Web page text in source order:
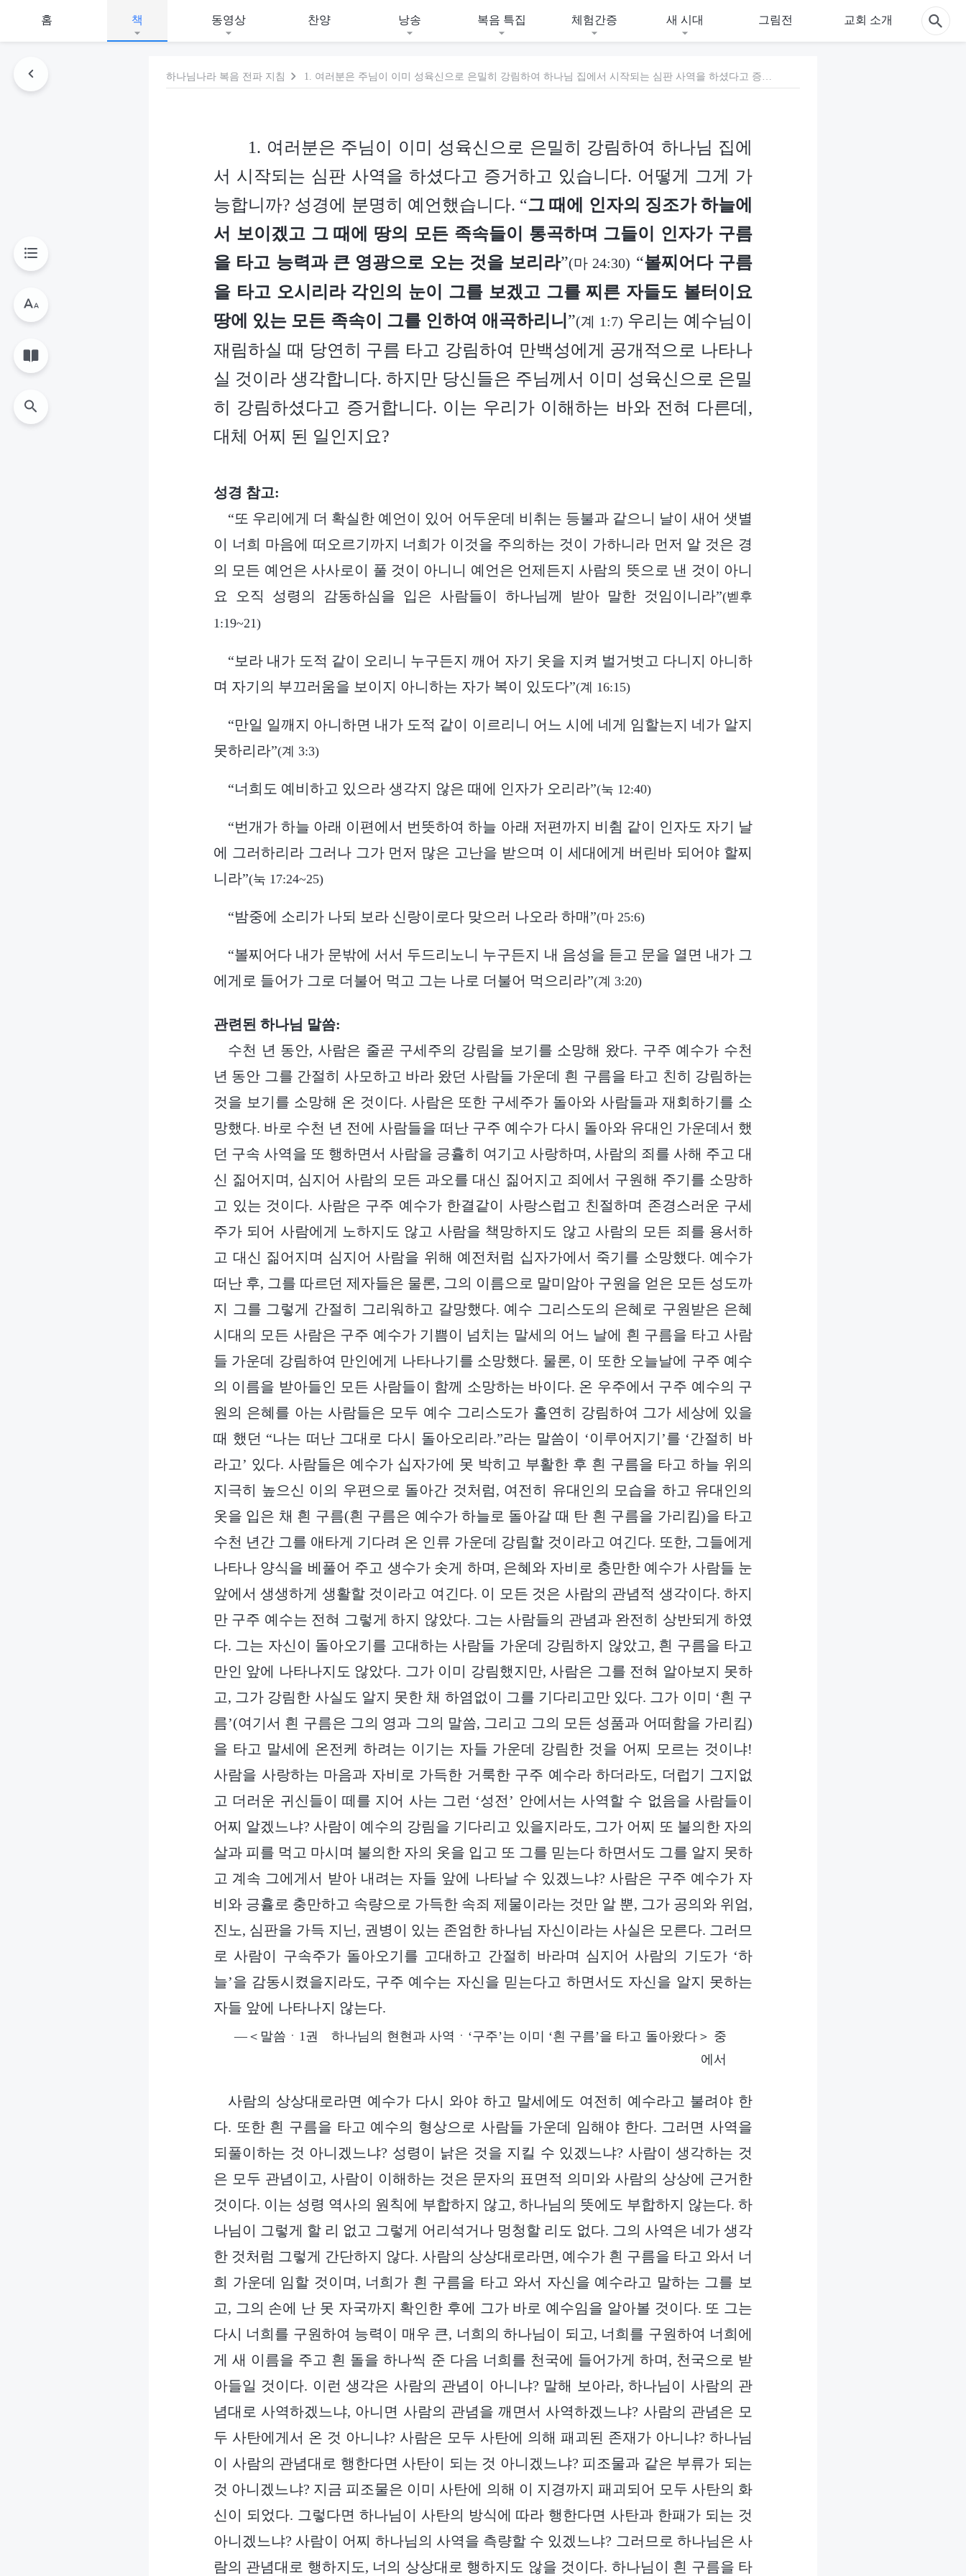
홈 책 동영상 찬양 낭송 복음 특집 체험간증 새 시대 그림전 교회 소개
하나님나라 복음 전파 지침
1. 여러분은 주님이 이미 성육신으로 은밀히 강림하여 하나님 집에
서 시작되는 심판 사역을 하셨다고 증거하고 있습니다. 어떻게 그게 가
능합니까? 성경에 분명히 예언했습니다. “그 때에 인자의 징조가 하늘에
서 보이겠고 그 때에 땅의 모든 족속들이 통곡하며 그들이 인자가 구름
을 타고 능력과 큰 영광으로 오는 것을 보리라”(마 24:30) “볼찌어다 구름
을 타고 오시리라 각인의 눈이 그를 보겠고 그를 찌른 자들도 볼터이요
땅에 있는 모든 족속이 그를 인하여 애곡하리니 ”(계 1:7) 우리는 예수님이
재림하실 때 당연히 구름 타고 강림하여 만백성에게 공개적으로 나타나
실 것이라 생각합니다. 하지만 당신들은 주님께서 이미 성육신으로 은밀
히 강림하셨다고 증거합니다. 이는 우리가 이해하는 바와 전혀 다른데,
대체 어찌 된 일인지요?
성경 참고:
“또 우리에게 더 확실한 예언이 있어 어두운데 비취는 등불과 같으니 날이 새어 샛별
이 너희 마음에 떠오르기까지 너희가 이것을 주의하는 것이 가하니라 먼저 알 것은 경
의 모든 예언은 사사로이 풀 것이 아니니 예언은 언제든지 사람의 뜻으로 낸 것이 아니
요 오직 성령의 감동하심을 입은 사람들이 하나님께 받아 말한 것임이니라”(벧후
1:19~21)
“보라 내가 도적 같이 오리니 누구든지 깨어 자기 옷을 지켜 벌거벗고 다니지 아니하
며 자기의 부끄러움을 보이지 아니하는 자가 복이 있도다”(계 16:15)
“만일 일깨지 아니하면 내가 도적 같이 이르리니 어느 시에 네게 임할는지 네가 알지
못하리라”(계 3:3)
“너희도 예비하고 있으라 생각지 않은 때에 인자가 오리라”(눅 12:40)
“번개가 하늘 아래 이편에서 번뜻하여 하늘 아래 저편까지 비췸 같이 인자도 자기 날
에 그러하리라 그러나 그가 먼저 많은 고난을 받으며 이 세대에게 버린바 되어야 할찌
니라”(눅 17:24~25)
“밤중에 소리가 나되 보라 신랑이로다 맞으러 나오라 하매”(마 25:6)
“볼찌어다 내가 문밖에 서서 두드리노니 누구든지 내 음성을 듣고 문을 열면 내가 그
에게로 들어가 그로 더불어 먹고 그는 나로 더불어 먹으리라”(계 3:20)
관련된 하나님 말씀:
수천 년 동안, 사람은 줄곧 구세주의 강림을 보기를 소망해 왔다. 구주 예수가 수천
년 동안 그를 간절히 사모하고 바라 왔던 사람들 가운데 흰 구름을 타고 친히 강림하는
것을 보기를 소망해 온 것이다. 사람은 또한 구세주가 돌아와 사람들과 재회하기를 소
망했다. 바로 수천 년 전에 사람들을 떠난 구주 예수가 다시 돌아와 유대인 가운데서 했
던 구속 사역을 또 행하면서 사람을 긍휼히 여기고 사랑하며, 사람의 죄를 사해 주고 대
신 짊어지며, 심지어 사람의 모든 과오를 대신 짊어지고 죄에서 구원해 주기를 소망하
고 있는 것이다. 사람은 구주 예수가 한결같이 사랑스럽고 친절하며 존경스러운 구세
주가 되어 사람에게 노하지도 않고 사람을 책망하지도 않고 사람의 모든 죄를 용서하
고 대신 짊어지며 심지어 사람을 위해 예전처럼 십자가에서 죽기를 소망했다. 예수가
떠난 후, 그를 따르던 제자들은 물론, 그의 이름으로 말미암아 구원을 얻은 모든 성도까
지 그를 그렇게 간절히 그리워하고 갈망했다. 예수 그리스도의 은혜로 구원받은 은혜
시대의 모든 사람은 구주 예수가 기쁨이 넘치는 말세의 어느 날에 흰 구름을 타고 사람
들 가운데 강림하여 만인에게 나타나기를 소망했다. 물론, 이 또한 오늘날에 구주 예수
의 이름을 받아들인 모든 사람들이 함께 소망하는 바이다. 온 우주에서 구주 예수의 구
원의 은혜를 아는 사람들은 모두 예수 그리스도가 홀연히 강림하여 그가 세상에 있을
때 했던 “나는 떠난 그대로 다시 돌아오리라.”라는 말씀이 ‘이루어지기’를 ‘간절히 바
라고’ 있다. 사람들은 예수가 십자가에 못 박히고 부활한 후 흰 구름을 타고 하늘 위의
지극히 높으신 이의 우편으로 돌아간 것처럼, 여전히 유대인의 모습을 하고 유대인의
옷을 입은 채 흰 구름(흰 구름은 예수가 하늘로 돌아갈 때 탄 흰 구름을 가리킴)을 타고
수천 년간 그를 애타게 기다려 온 인류 가운데 강림할 것이라고 여긴다. 또한, 그들에게
나타나 양식을 베풀어 주고 생수가 솟게 하며, 은혜와 자비로 충만한 예수가 사람들 눈
앞에서 생생하게 생활할 것이라고 여긴다. 이 모든 것은 사람의 관념적 생각이다. 하지
만 구주 예수는 전혀 그렇게 하지 않았다. 그는 사람들의 관념과 완전히 상반되게 하였
다. 그는 자신이 돌아오기를 고대하는 사람들 가운데 강림하지 않았고, 흰 구름을 타고
만인 앞에 나타나지도 않았다. 그가 이미 강림했지만, 사람은 그를 전혀 알아보지 못하
고, 그가 강림한 사실도 알지 못한 채 하염없이 그를 기다리고만 있다. 그가 이미 ‘흰 구
름’(여기서 흰 구름은 그의 영과 그의 말씀, 그리고 그의 모든 성품과 어떠함을 가리킴)
을 타고 말세에 온전케 하려는 이기는 자들 가운데 강림한 것을 어찌 모르는 것이냐!
사람을 사랑하는 마음과 자비로 가득한 거룩한 구주 예수라 하더라도, 더럽기 그지없
고 더러운 귀신들이 떼를 지어 사는 그런 ‘성전’ 안에서는 사역할 수 없음을 사람들이
어찌 알겠느냐? 사람이 예수의 강림을 기다리고 있을지라도, 그가 어찌 또 불의한 자의
살과 피를 먹고 마시며 불의한 자의 옷을 입고 또 그를 믿는다 하면서도 그를 알지 못하
고 계속 그에게서 받아 내려는 자들 앞에 나타날 수 있겠느냐? 사람은 구주 예수가 자
비와 긍휼로 충만하고 속량으로 가득한 속죄 제물이라는 것만 알 뿐, 그가 공의와 위엄,
진노, 심판을 가득 지닌, 권병이 있는 존엄한 하나님 자신이라는 사실은 모른다. 그러므
로 사람이 구속주가 돌아오기를 고대하고 간절히 바라며 심지어 사람의 기도가 ‘하
늘’을 감동시켰을지라도, 구주 예수는 자신을 믿는다고 하면서도 자신을 알지 못하는
자들 앞에 나타나지 않는다.
―＜말씀ㆍ1권 하나님의 현현과 사역ㆍ‘구주’는 이미 ‘흰 구름’을 타고 돌아왔다＞ 중
에서
사람의 상상대로라면 예수가 다시 와야 하고 말세에도 여전히 예수라고 불려야 한
다. 또한 흰 구름을 타고 예수의 형상으로 사람들 가운데 임해야 한다. 그러면 사역을
되풀이하는 것 아니겠느냐? 성령이 낡은 것을 지킬 수 있겠느냐? 사람이 생각하는 것
은 모두 관념이고, 사람이 이해하는 것은 문자의 표면적 의미와 사람의 상상에 근거한
것이다. 이는 성령 역사의 원칙에 부합하지 않고, 하나님의 뜻에도 부합하지 않는다. 하
나님이 그렇게 할 리 없고 그렇게 어리석거나 멍청할 리도 없다. 그의 사역은 네가 생각
한 것처럼 그렇게 간단하지 않다. 사람의 상상대로라면, 예수가 흰 구름을 타고 와서 너
희 가운데 임할 것이며, 너희가 흰 구름을 타고 와서 자신을 예수라고 말하는 그를 보
고, 그의 손에 난 못 자국까지 확인한 후에 그가 바로 예수임을 알아볼 것이다. 또 그는
다시 너희를 구원하여 능력이 매우 큰, 너희의 하나님이 되고, 너희를 구원하여 너희에
게 새 이름을 주고 흰 돌을 하나씩 준 다음 너희를 천국에 들어가게 하며, 천국으로 받
아들일 것이다. 이런 생각은 사람의 관념이 아니냐? 말해 보아라, 하나님이 사람의 관
념대로 사역하겠느냐, 아니면 사람의 관념을 깨면서 사역하겠느냐? 사람의 관념은 모
두 사탄에게서 온 것 아니냐? 사람은 모두 사탄에 의해 패괴된 존재가 아니냐? 하나님
이 사람의 관념대로 행한다면 사탄이 되는 것 아니겠느냐? 피조물과 같은 부류가 되는
것 아니겠느냐? 지금 피조물은 이미 사탄에 의해 이 지경까지 패괴되어 모두 사탄의 화
신이 되었다. 그렇다면 하나님이 사탄의 방식에 따라 행한다면 사탄과 한패가 되는 것
아니겠느냐? 사람이 어찌 하나님의 사역을 측량할 수 있겠느냐? 그러므로 하나님은 사
람의 관념대로 행하지도, 너의 상상대로 행하지도 않을 것이다. 하나님이 흰 구름을 타